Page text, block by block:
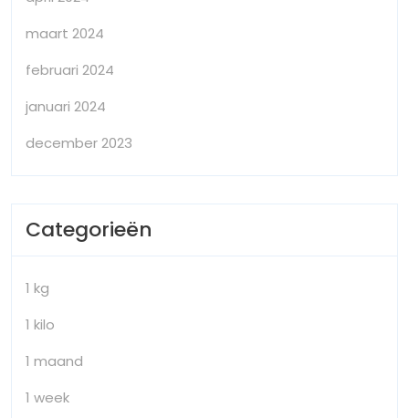
maart 2024
februari 2024
januari 2024
december 2023
Categorieën
1 kg
1 kilo
1 maand
1 week